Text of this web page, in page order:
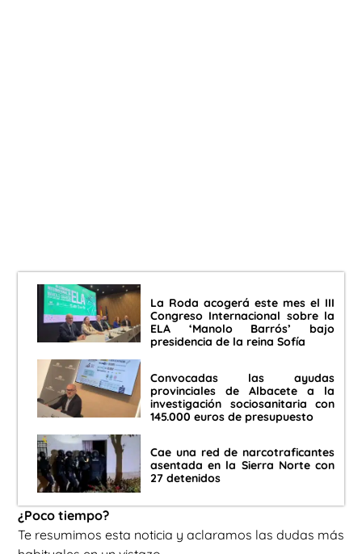
La Roda acogerá este mes el III
Congreso Internacional sobre la
ELA ‘Manolo Barrós’ bajo
presidencia de la reina Sofía
Convocadas las ayudas
provinciales de Albacete a la
investigación sociosanitaria con
145.000 euros de presupuesto
Cae una red de narcotraficantes
asentada en la Sierra Norte con
27 detenidos
¿Poco tiempo?
Te resumimos esta noticia y aclaramos las dudas más